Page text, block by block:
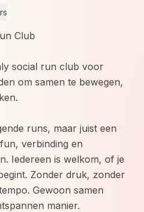
Club
social run club voor
om samen te bewegen,
runs, maar juist een
verbinding en
Iedereen is welkom, of je
Zonder druk, zonder
Gewoon samen
manier.